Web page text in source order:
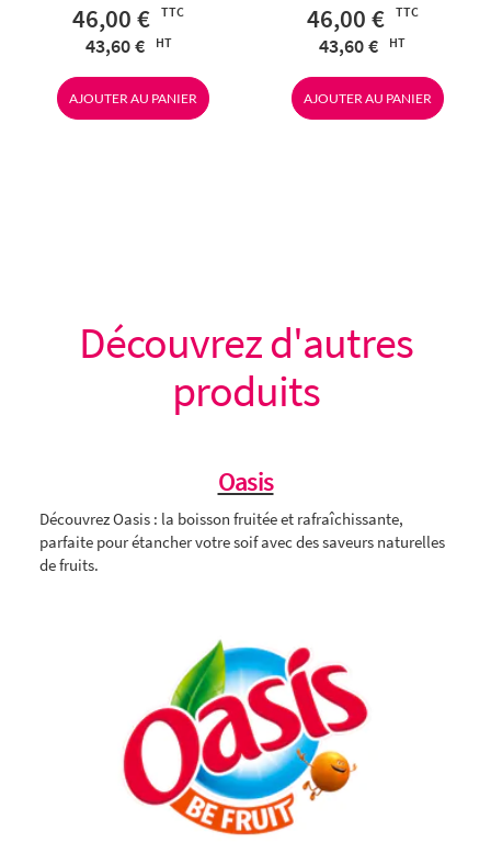
46,00 €
43,60 €
AJOUTER AU PANIER
46,00 €
43,60 €
AJOUTER AU PANIER
Découvrez d'autres
produits
Oasis
Découvrez Oasis : la boisson fruitée et rafraîchissante,
parfaite pour étancher votre soif avec des saveurs naturelles
de fruits.